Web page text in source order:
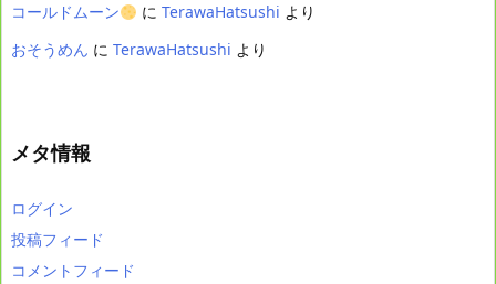
コールドムーン
に TerawaHatsushi より
おそうめん に TerawaHatsushi より
メタ情報
ログイン
投稿フィード
コメントフィード